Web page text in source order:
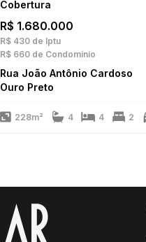
Cobertura
R$ 1.680.000
R$ 430 de Iptu
R$ 660 de Condomínio
Rua João Antônio Cardoso
Ouro Preto
228m² 4 4 2